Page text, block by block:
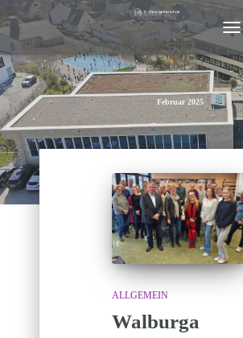
Februar 2025
ALLGEMEIN
Walburga